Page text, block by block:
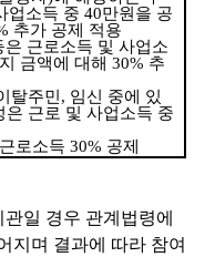
업소득 중40만원을 공
추가 공제 적용
근로소득 및 사업소
금액에 대해30% 추
탈주민 , 임신 중에 있
은 근로 및 사업소득 중
로소득30% 공제
일 경우 관계법령에
지며 결과에 따라 참여